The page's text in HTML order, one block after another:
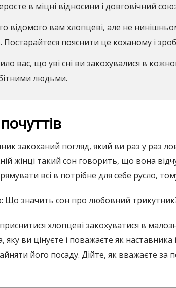
в міцні відносини і довговічний
відомого вам хлопцеві, але не
пояснити це коханому і
вас, що уві сні ви закохувалися в
людьми.
закоханий погляд, який ви раз у раз
жінці такий сон говорить, що вона
всі в потрібне для себе русло,
Що значить сон про любовний
хлопцеві закохуватися в
ви цінуєте і поважаєте як
його посаду. Дійте, як вважаєте